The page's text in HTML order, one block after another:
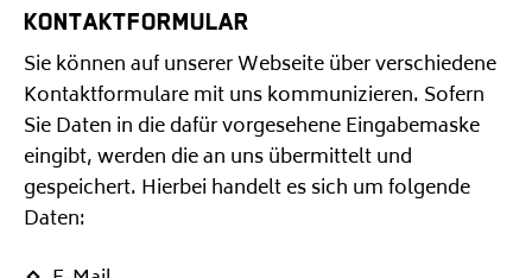
KONTAKTFORMULAR
Sie können auf unserer Webseite über verschiedene
Kontaktformulare mit uns kommunizieren. Sofern
Sie Daten in die dafür vorgesehene Eingabemaske
eingibt, werden die an uns übermittelt und
gespeichert. Hierbei handelt es sich um folgende
Daten: